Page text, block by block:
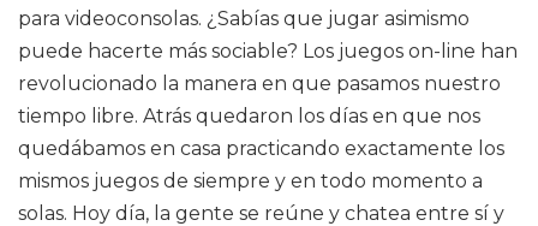
para videoconsolas. ¿Sabías que jugar asimismo
puede hacerte más sociable? Los juegos on-line han
revolucionado la manera en que pasamos nuestro
tiempo libre. Atrás quedaron los días en que nos
quedábamos en casa practicando exactamente los
mismos juegos de siempre y en todo momento a
solas. Hoy día, la gente se reúne y chatea entre sí y